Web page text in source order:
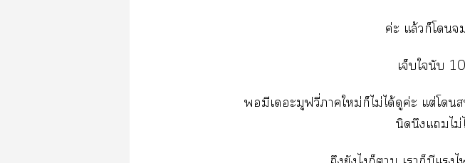
ค่ะ แล้วก็โ
เจ็บในับ
มีเอะมูฟวี่าใหม่ก็ไม่ได้ดูค่ะ แต่โ
นิดนึงแไม่